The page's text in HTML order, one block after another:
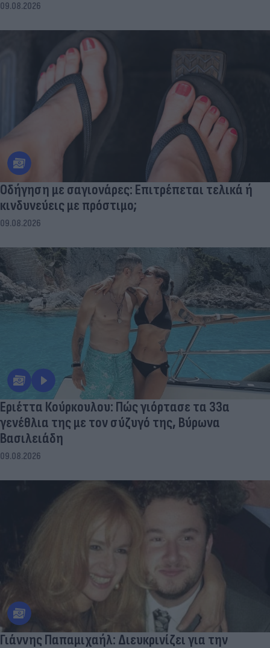
09.08.2026
Οδήγηση με σαγιονάρες: Επιτρέπεται τελικά ή
κινδυνεύεις με πρόστιμο;
09.08.2026
Εριέττα Κούρκουλου: Πώς γιόρτασε τα 33α
γενέθλια της με τον σύζυγό της, Βύρωνα
Βασιλειάδη
09.08.2026
Γιάννης Παπαμιχαήλ: Διευκρινίζει για την